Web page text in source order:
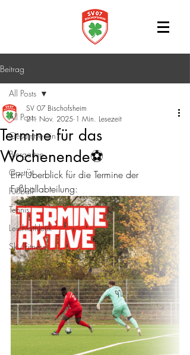
Beitrag
All Posts
Gesamtverein
Biergarten
Gastro
Fußball
Tennis
Leichtathletik
Ski/Fitness
All Posts
Termine für das
Wochenende⚽️
SV 07 Bischofsheim
21. Nov. 2025 1 Min. Lesezeit
Ein Überblick für die Termine der
Fußballabteilung: